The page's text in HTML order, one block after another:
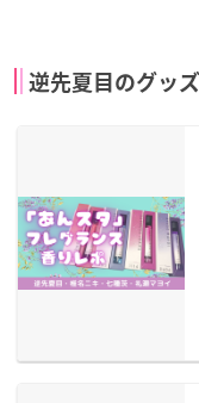
逆先夏目のグッ